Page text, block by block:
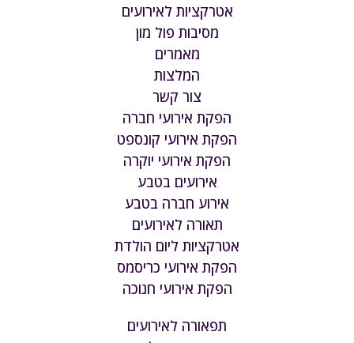
אטרקציות לאירועים
מסיבות פול מון
מאמרים
המלצות
צור קשר
הפקת אירועי חברה
הפקת אירועי קונספט
הפקת אירועי יוקרה
אירועים בטבע
אירוע חברה בטבע
תאורה לאירועים
אטרקציות ליום הולדת
הפקת אירועי כריסמס
הפקת אירועי חנוכה
תפאורה לאירועים